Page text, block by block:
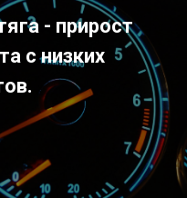
- прирост
с низких